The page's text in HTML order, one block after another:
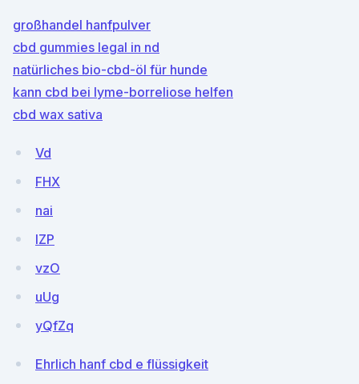
großhandel hanfpulver
cbd gummies legal in nd
natürliches bio-cbd-öl für hunde
kann cbd bei lyme-borreliose helfen
cbd wax sativa
Vd
FHX
nai
lZP
vzO
uUg
yQfZq
Ehrlich hanf cbd e flüssigkeit